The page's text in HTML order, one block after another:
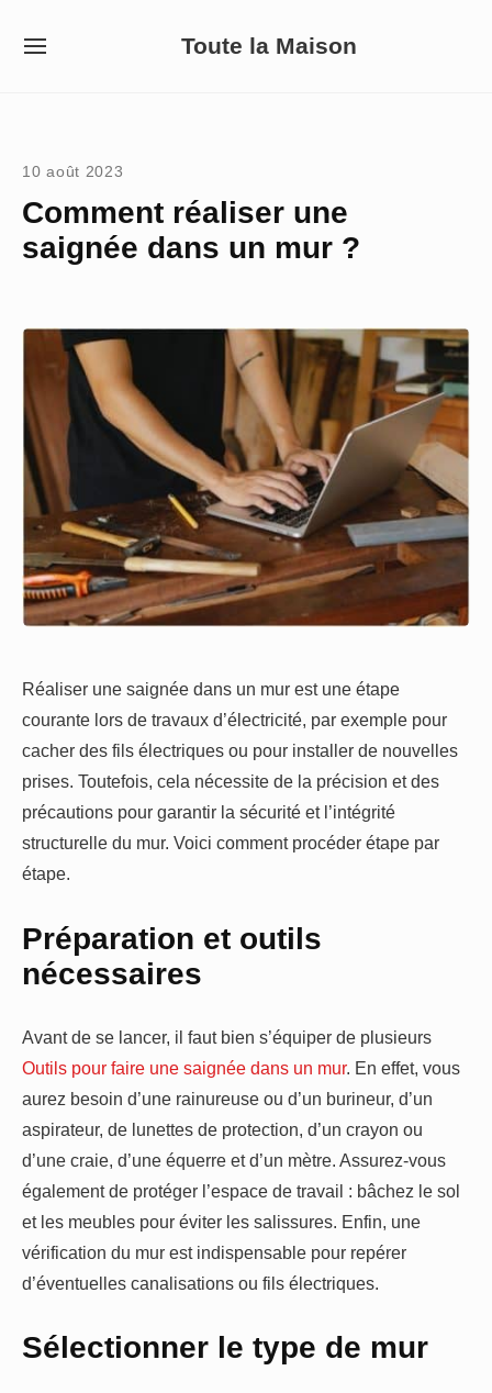
Toute la Maison
SITE
10 août 2023
Comment réaliser une
saignée dans un mur ?
Réaliser une saignée dans un mur est une étape
courante lors de travaux d’électricité, par exemple pour
cacher des fils électriques ou pour installer de nouvelles
prises. Toutefois, cela nécessite de la précision et des
précautions pour garantir la sécurité et l’intégrité
structurelle du mur. Voici comment procéder étape par
étape.
Préparation et outils
nécessaires
Avant de se lancer, il faut bien s’équiper de plusieurs
Outils pour faire une saignée dans un mur. En effet, vous
aurez besoin d’une rainureuse ou d’un burineur, d’un
aspirateur, de lunettes de protection, d’un crayon ou
d’une craie, d’une équerre et d’un mètre. Assurez-vous
également de protéger l’espace de travail : bâchez le sol
et les meubles pour éviter les salissures. Enfin, une
vérification du mur est indispensable pour repérer
d’éventuelles canalisations ou fils électriques.
Sélectionner le type de mur